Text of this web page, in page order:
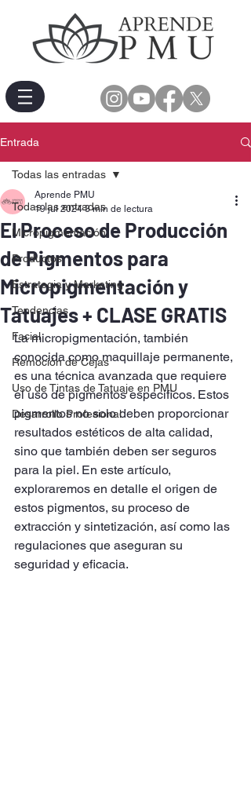
Entrada
Todas las entradas
Micropigmentación
Productos
Estrategia y Marketing
Tendencias
Facial
Remoción de Cejas
Uso de Tintas de Tatuaje en PMU
Desarrollo Profesional
Todas las entradas
El Proceso de Producción
de Pigmentos para
Micropigmentación y
Tatuajes + CLASE GRATIS
Aprende PMU
19 jul 2024 3 min de lectura
La micropigmentación, también
conocida como maquillaje permanente,
es una técnica avanzada que requiere
el uso de pigmentos específicos. Estos
pigmentos no solo deben proporcionar
resultados estéticos de alta calidad,
sino que también deben ser seguros
para la piel. En este artículo,
exploraremos en detalle el origen de
estos pigmentos, su proceso de
extracción y sintetización, así como las
regulaciones que aseguran su
seguridad y eficacia.